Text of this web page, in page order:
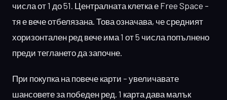
числа от 1 до 51. Централната клетка е Free Space –
тя е вече отбелязана. Това означава, че средният
хоризонтален ред вече има 1 от 5 числа попълнено
преди теглането да започне.
При покупка на повече карти – увеличавате
шансовете за победен ред. 1 карта дава малък